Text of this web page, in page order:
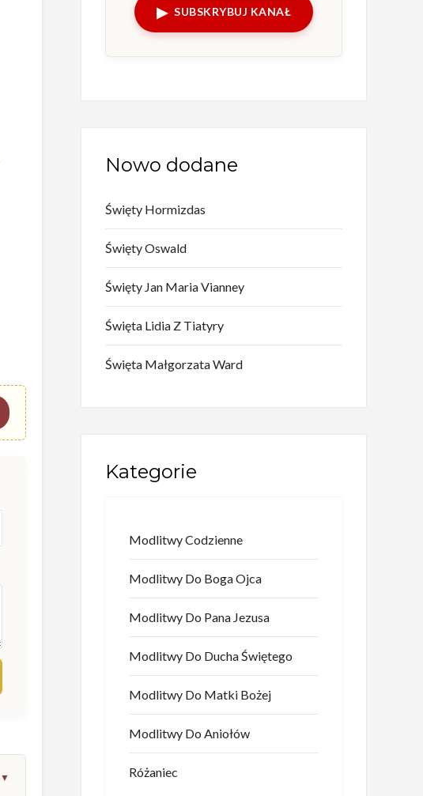
▶ SUBSKRYBUJ KANAŁ
Nowo dodane
Święty Hormizdas
Święty Oswald
Święty Jan Maria Vianney
Święta Lidia Z Tiatyry
Święta Małgorzata Ward
Kategorie
Modlitwy Codzienne
Modlitwy Do Boga Ojca
Modlitwy Do Pana Jezusa
Modlitwy Do Ducha Świętego
Modlitwy Do Matki Bożej
Modlitwy Do Aniołów
Różaniec